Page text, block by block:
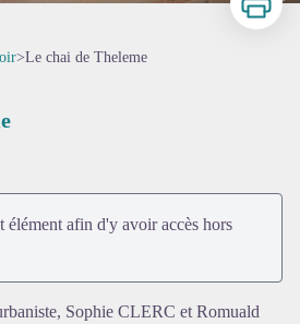
>Le chai de Theleme
élément afin d'y avoir accès hors
Sophie CLERC et Romuald